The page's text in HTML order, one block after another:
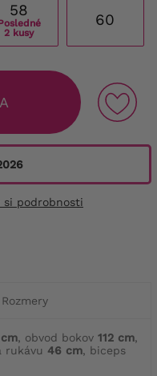
58
2 kusy
60
si podrobnosti
Rozmery
cm, obvod bokov 112 cm,
rukávu 46 cm, biceps